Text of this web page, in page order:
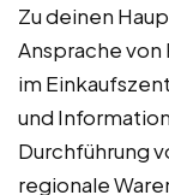
Zu deinen
Ansprache von
im
und
Durchführung
regionale